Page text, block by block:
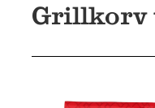
Grillkorv